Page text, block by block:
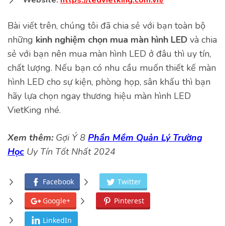
Bài viết trên, chúng tôi đã chia sẻ với bạn toàn bộ
những kinh nghiệm chọn mua màn hình LED và chia
sẻ với bạn nên mua màn hình LED ở đâu thì uy tín,
chất lượng. Nếu bạn có nhu cầu muốn thiết kế màn
hình LED cho sự kiện, phòng họp, sân khấu thì bạn
hãy lựa chọn ngay thương hiệu màn hình LED
VietKing nhé.
Xem thêm: Gợi Ý 8 Phần Mềm Quản Lý Trường
Học Uy Tín Tốt Nhất 2024
Facebook Twitter
Google+ Pinterest
LinkedIn